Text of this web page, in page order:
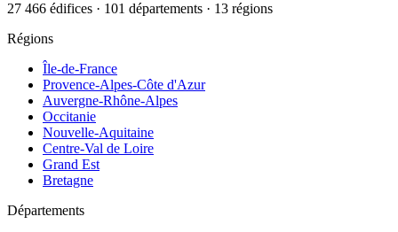
27 466 édifices · 101 départements · 13 régions
Régions
Île-de-France
Provence-Alpes-Côte d'Azur
Auvergne-Rhône-Alpes
Occitanie
Nouvelle-Aquitaine
Centre-Val de Loire
Grand Est
Bretagne
Départements